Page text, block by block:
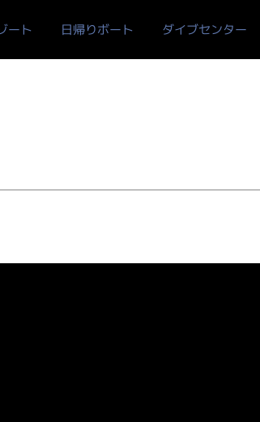
ート 日帰りボート ダイブセンター